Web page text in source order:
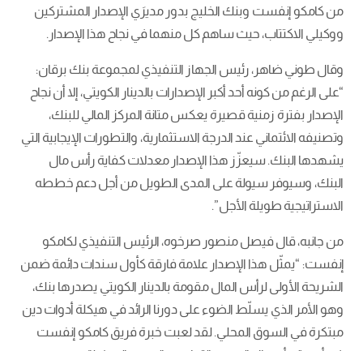
من كامكو إنفست وبنك الخليج بدور مديرَي الإصدار المشتركين
ووكيلي الاكتتاب، حيث ساهم كل منهما في نجاح هذا الإصدار.
وقال طوني ضاهر، رئيس الجهاز التنفيذي لمجموعة بنك برقان:
“على الرغم من كونه أحد أكبر الإصدارات بالدينار الكويتي، إلا أن نجاح
الإصدار بفترة زمنية قصيرة يعكس متانة المركز المالي للبنك،
وتصنيفه الائتماني عند الدرجة الاستثمارية، والتطورات الإيجابية التي
يشهدها البنك. سيعزّز هذا الإصدار معدلات كفاية رأس مال
البنك، وسيوفر سيولة على المدى الطويل من أجل دعم خططه
الاستراتيجية طويلة الأجل”.
من جانبه، قال فيصل منصور صرخوه، الرئيس التنفيذي لكامكو
إنفست: “يمثّل هذا الإصدار علامة فارقة كأول سندات دائمة ضمن
الشريحة الأولى لرأس المال مقومة بالدينار الكويتي يصدرها بنك،
وهو الأمر الذي يسلّط الضوء على دورنا الرائد في هيكلة أدوات دين
مبتكرة في السوق المحلي. لقد لعبت خبرة فريق كامكو إنفست